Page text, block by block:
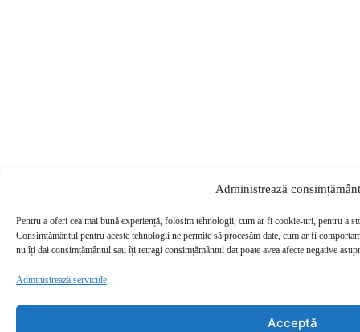
Administrează
Pentru a oferi cea mai bună experiență, folosim tehnologii, cum ar fi cookie-uri, pentru a
Consimțământul pentru aceste tehnologii ne permite să procesăm date, cum ar fi
nu îți dai consimțământul sau îți retragi consimțământul dat poate avea afecte negative
Administrează serviciile
Acceptă